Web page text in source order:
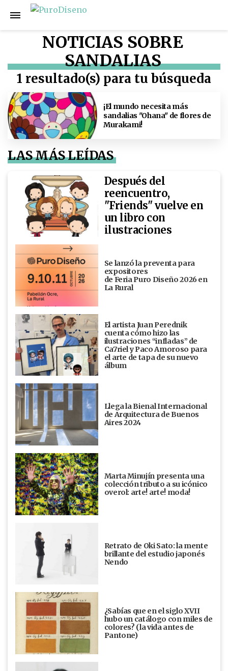
NOTICIAS SOBRE
SANDALIAS
1 resultado(s) para tu búsqueda
¡El mundo necesita más
sandalias "Ohana" de flores de
Murakami!
LAS MÁS LEÍDAS
Después del
reencuentro,
"Friends" vuelve en
un libro con
ilustraciones
Se lanzó la preventa para
expositores
de Feria Puro Diseño 2026 en
La Rural
El artista Juan Perednik
cuenta cómo hizo las
ilustraciones “infladas” de
Ca7riel y Paco Amoroso para
el arte de tapa de su nuevo
álbum
Llega la Bienal Internacional
de Arquitectura de Buenos
Aires 2024
Marta Minujín presenta una
colección tributo a su icónico
overol: arte! arte! moda!
Retrato de Oki Sato: la mente
brillante del estudio japonés
Nendo
¿Sabías que en el siglo XVII
hubo un catálogo con miles de
colores? (la vida antes de
Pantone)